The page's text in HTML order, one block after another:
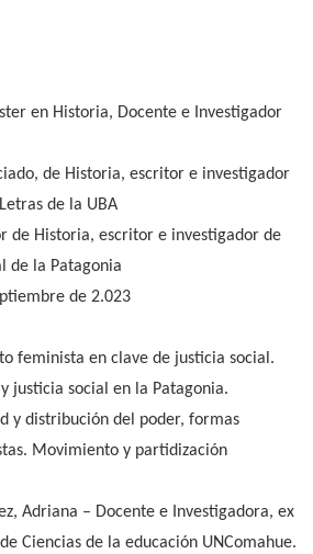
en Historia, Docente e Investigador
de Historia, escritor e investigador
de la UBA
de Historia, escritor e investigador de
de la Patagonia
de 2.023
feminista en clave de justicia social.
justicia social en la Patagonia.
y distribución del poder, formas
Movimiento y partidización
Adriana – Docente e Investigadora, ex
Ciencias de la educación UNComahue.